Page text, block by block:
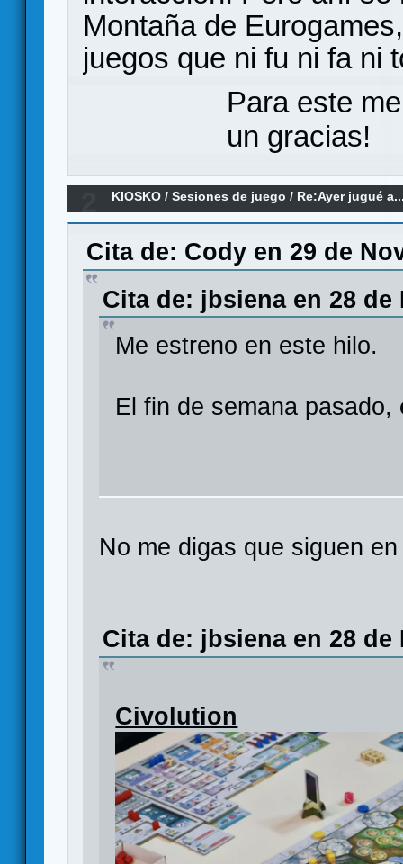
Montaña de
juegos que ni fu ni fa ni
Para este
un gracias!
KIOSKO /Sesiones de juego / Re:Ayer jugué
Cita de: Cody en 29 de
Cita de: jbsiena en 28 de
Me estreno en este hilo.
El fin de semana pasado,
No me digas que siguen
Cita de: jbsiena en 28 de
Civolution